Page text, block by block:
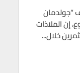
“جولدمان
إن الملاذات
خلال...